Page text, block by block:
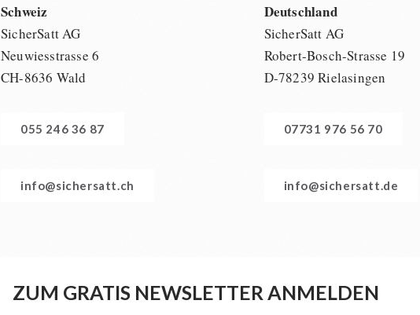
Schweiz
SicherSatt AG
Neuwiesstrasse 6
CH-8636 Wald
055 246 36 87
info@sichersatt.ch
Deutschland
SicherSatt AG
Robert-Bosch-Strasse 19
D-78239 Rielasingen
07731 976 56 70
info@sichersatt.de
ZUM GRATIS NEWSLETTER ANMELDEN